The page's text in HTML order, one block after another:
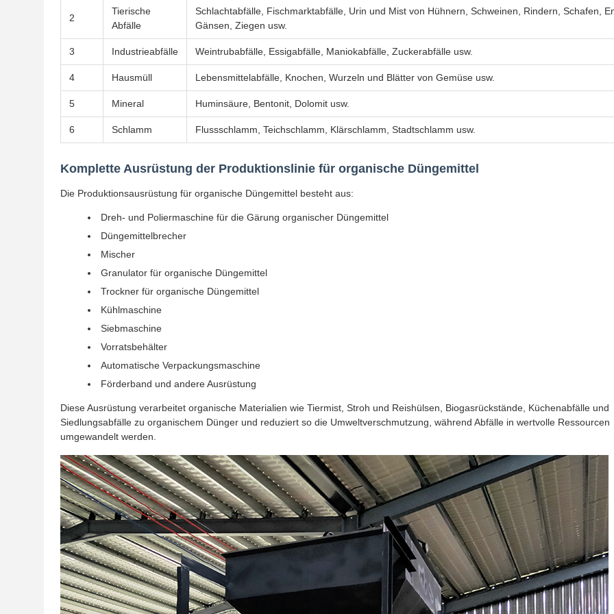
2
Tierische
Abfälle
Schlachtabfälle, Fischmarktabfälle, Urin und Mist von Hühnern, Schweinen, Rindern, Schafen,
Gänsen, Ziegen usw.
3 Industrieabfälle Weintrubabfälle, Essigabfälle, Maniokabfälle, Zuckerabfälle usw.
4 Hausmüll Lebensmittelabfälle, Knochen, Wurzeln und Blätter von Gemüse usw.
5 Mineral Huminsäure, Bentonit, Dolomit usw.
6 Schlamm Flussschlamm, Teichschlamm, Klärschlamm, Stadtschlamm usw.
Komplette Ausrüstung der Produktionslinie für organische Düngemittel
Die Produktionsausrüstung für organische Düngemittel besteht aus:
Dreh- und Poliermaschine für die Gärung organischer Düngemittel
Düngemittelbrecher
Mischer
Granulator für organische Düngemittel
Trockner für organische Düngemittel
Kühlmaschine
Siebmaschine
Vorratsbehälter
Automatische Verpackungsmaschine
Förderband und andere Ausrüstung
Diese Ausrüstung verarbeitet organische Materialien wie Tiermist, Stroh und Reishülsen, Biogasrückstände, Küchenabfälle und
Siedlungsabfälle zu organischem Dünger und reduziert so die Umweltverschmutzung, während Abfälle in wertvolle Ressourcen
umgewandelt werden.